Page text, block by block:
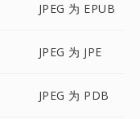
JPEG 为 EPUB
JPEG 为 JPE
JPEG 为 PDB